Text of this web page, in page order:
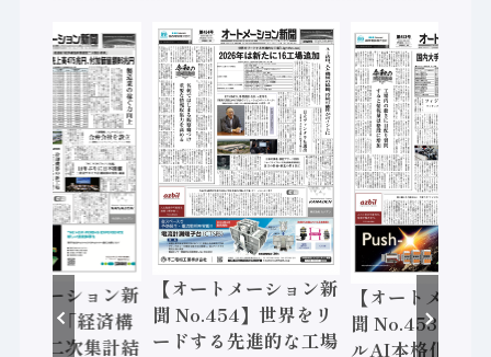
トメーション新
】「経済構
調査二次集計結
【オートメーション新
聞 No.454】世界をリ
ードする先進的な工場
【オートメーシ
聞 No.453】フ
ルAI本格化へ